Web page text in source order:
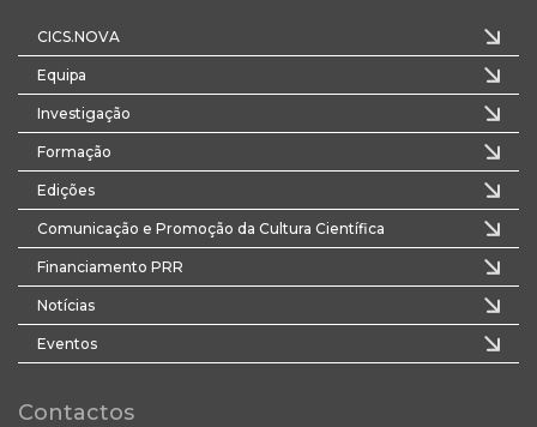
CICS.NOVA
Equipa
Investigação
Formação
Edições
Comunicação e Promoção da Cultura Científica
Financiamento PRR
Notícias
Eventos
Contactos